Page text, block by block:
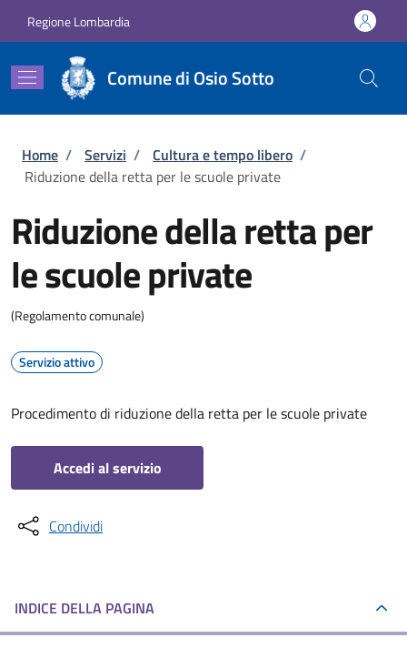
Regione Lombardia
Comune di Osio Sotto
Briciole di pane
Home / Servizi / Cultura e tempo libero /
Riduzione della retta per le scuole private
Riduzione della retta per
le scuole private
(Regolamento comunale)
Servizio attivo
Procedimento di riduzione della retta per le scuole private
Accedi al servizio
Condividi
INDICE DELLA PAGINA